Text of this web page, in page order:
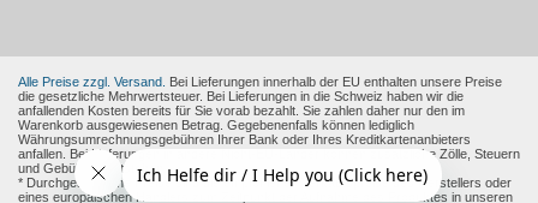
Alle Preise zzgl. Versand. Bei Lieferungen innerhalb der EU enthalten unsere Preise
die gesetzliche Mehrwertsteuer. Bei Lieferungen in die Schweiz haben wir die
anfallenden Kosten bereits für Sie vorab bezahlt. Sie zahlen daher nur den im
Warenkorb ausgewiesenen Betrag. Gegebenenfalls können lediglich
Währungsumrechnungsgebühren Ihrer Bank oder Ihres Kreditkartenanbieters
anfallen. Bei Lieferungen in andere Nicht-EU-Länder können zusätzliche Zölle, Steuern
und Gebühren entstehen.
* Durchgestrichene Preise sind die empfohlenen Verkaufspreise des Herstellers oder
eines europäischen Händlers zum Zeitpunkt der Aufnahme des Produktes in unseren